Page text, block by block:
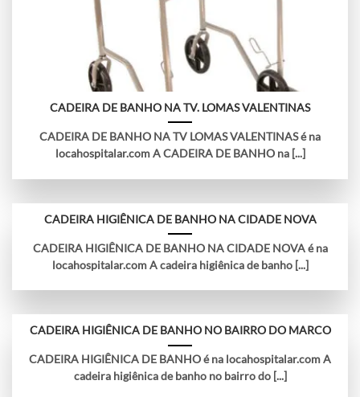
CADEIRA DE BANHO NA TV. LOMAS VALENTINAS
CADEIRA DE BANHO NA TV LOMAS VALENTINAS é na
locahospitalar.com A CADEIRA DE BANHO na [...]
CADEIRA HIGIÊNICA DE BANHO NA CIDADE NOVA
CADEIRA HIGIÊNICA DE BANHO NA CIDADE NOVA é na
locahospitalar.com A cadeira higiênica de banho [...]
CADEIRA HIGIÊNICA DE BANHO NO BAIRRO DO MARCO
CADEIRA HIGIÊNICA DE BANHO é na locahospitalar.com A
cadeira higiênica de banho no bairro do [...]